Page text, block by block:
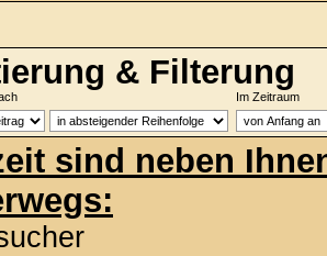
& Filterung
Im Zeitraum
sind neben